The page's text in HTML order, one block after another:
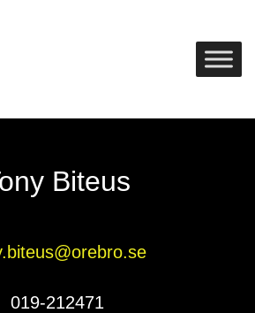
Biteus
019-212471